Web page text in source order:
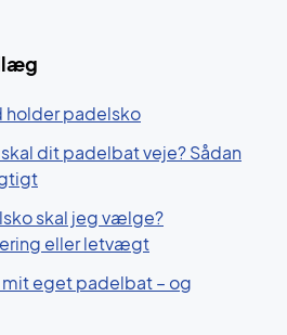
holder padelsko
dit padelbat veje? Sådan
skal jeg vælge?
eller letvægt
mit eget padelbat – og